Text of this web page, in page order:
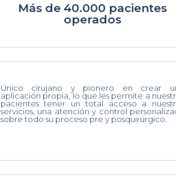
Más de 40.000 pacientes
operados
Único cirujano y pionero en crear
aplicación propia, lo que les permite a
pacientes tener un total acceso a
servicios, una atención y control
sobre todo su proceso pre y posquirúrgico.